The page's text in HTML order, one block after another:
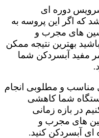
دوره ای
می باشد که اگر این پروسه به
های مجرب و
بهترین نتیجه ممکن
آبسردکن شما
مناسب و مطلوبی انجام
شما کاهشی
در بازه زمانی
های مجرب و
آبسردکن کنید.